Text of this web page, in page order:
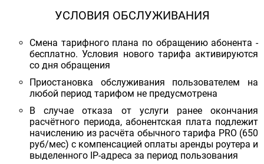
УСЛОВИЯ ОБСЛУЖИВАНИЯ
Смена тарифного плана по обращению абонента -
бесплатно. Условия нового тарифа активируются
со дня обращения
Приостановка обслуживания пользователем на
любой период тарифом не предусмотрена
В случае отказа от услуги ранее окончания
расчётного периода, абонентская плата подлежит
начислению из расчёта обычного тарифа PRO (650
руб/мес) с компенсацией оплаты аренды роутера и
выделенного IP-адреса за период пользования